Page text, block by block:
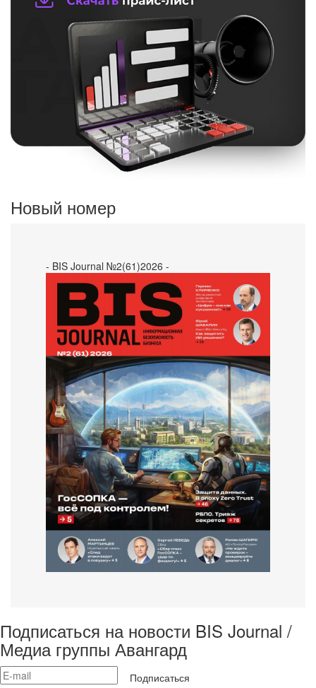
Новый номер
- BIS Journal №2(61)2026 -
Подписаться на новости BIS Journal /
Медиа группы Авангард
Подписаться